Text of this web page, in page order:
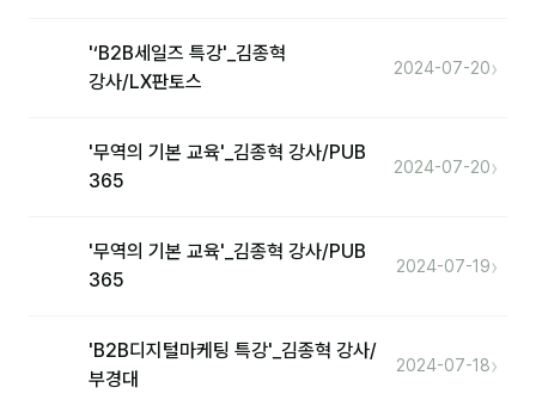
B2B 영업도구
용어사전
'‘B2B세일즈 특강'_김종혁
강사/LX판토스
2024-07-20›
'무역의 기본 교육'_김종혁 강사/PUB
365
2024-07-20›
'무역의 기본 교육'_김종혁 강사/PUB
365
2024-07-19›
'B2B디지털마케팅 특강'_김종혁 강사/
부경대
2024-07-18›